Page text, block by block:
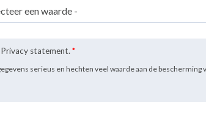
Privacy statement.*
serieus en hechten veel waarde aan de bescherming